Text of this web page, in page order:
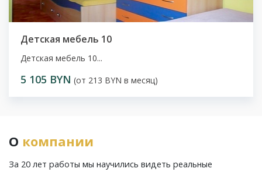
Детская мебель 10
Детская мебель 10...
5 105 BYN (от 213 BYN в месяц)
О компании
За 20 лет работы мы научились видеть реальные